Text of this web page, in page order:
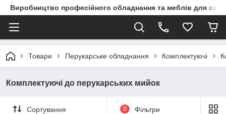
Виробництво професійного обладнання та меблів для
Товари Перукарське обладнання Комплектуючі
Комплектуючі до перукарських мийок
Сортування 0 Фільтри